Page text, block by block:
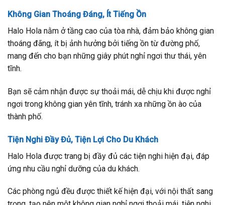
Không Gian Thoáng Đáng, Ít Tiếng Ồn
Halo Hola nằm ở tầng cao của tòa nhà, đảm bảo không gian
thoáng đãng, ít bị ảnh hưởng bởi tiếng ồn từ đường phố,
mang đến cho bạn những giây phút nghỉ ngơi thư thái, yên
tĩnh.
Bạn sẽ cảm nhận được sự thoải mái, dễ chịu khi được nghỉ
ngơi trong không gian yên tĩnh, tránh xa những ồn ào của
thành phố.
Tiện Nghi Đầy Đủ, Tiện Lợi Cho Du Khách
Halo Hola được trang bị đầy đủ các tiện nghi hiện đại, đáp
ứng nhu cầu nghỉ dưỡng của du khách.
Các phòng ngủ đều được thiết kế hiện đại, với nội thất sang